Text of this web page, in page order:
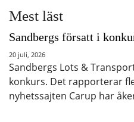
Mest läst
Sandbergs försatt i
20 juli, 2026
Sandbergs Lots &
konkurs. Det rapporterar
nyhetssajten Carup har